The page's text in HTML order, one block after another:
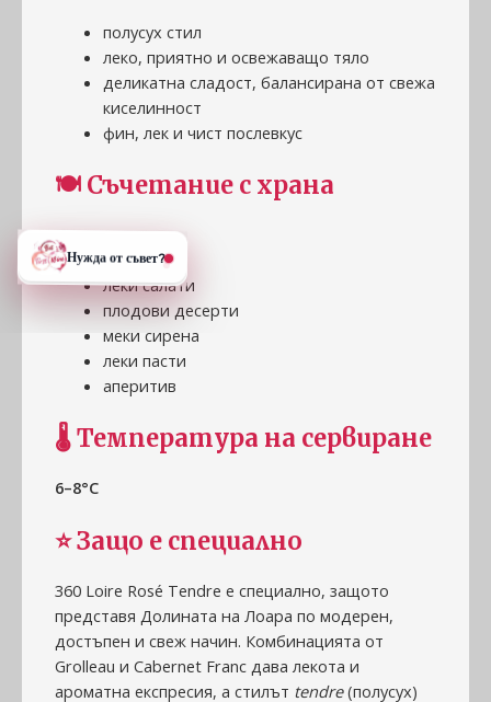
полусух стил
леко, приятно и освежаващо тяло
деликатна сладост, балансирана от свежа
киселинност
фин, лек и чист послевкус
🍽 Съчетание с храна
Подходящо за:
леки салати
плодови десерти
меки сирена
леки пасти
аперитив
🌡Температура на сервиране
6–8°C
⭐Защо е специално
360 Loire Rosé Tendre е специално, защото
представя Долината на Лоара по модерен,
достъпен и свеж начин. Комбинацията от
Grolleau и Cabernet Franc дава лекота и
ароматна експресия, а стилът tendre(полусух)